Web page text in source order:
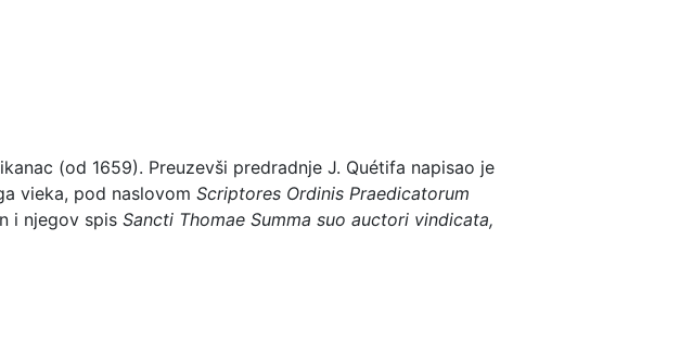
(od 1659). Preuzevši predradnje J. Quétifa napisao je
vieka, pod naslovom Scriptores Ordinis Praedicatorum
i njegov spis Sancti Thomae Summa suo auctori vindicata,